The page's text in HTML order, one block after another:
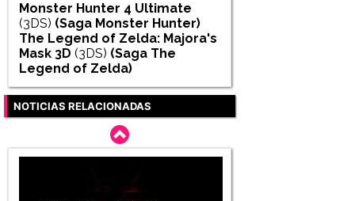
Monster Hunter 4 Ultimate
(3DS) (Saga Monster Hunter)
The Legend of Zelda: Majora's
Mask 3D (3DS) (Saga The
Legend of Zelda)
NOTICIAS RELACIONADAS